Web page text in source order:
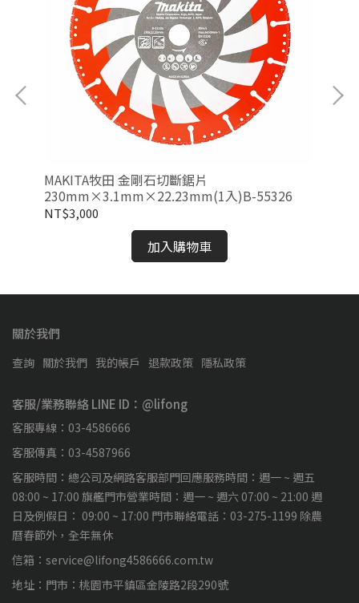
MAKITA牧田 金剛石切斷鋸片
230mm×3.1mm×22.23mm(1入)B-55326
NT$3,000
加入購物車
關於我們
查詢 關於我們 我的帳戶 退款政策 隱私政策
客服/業務聯絡 LINE ID：@lifong
客服專線：03-4586666
客服傳真：03-4587966
客服時間：總公司及網路客服部門回應服務時間：週一 ~ 週五
08:00 ~ 17:00 旗艦門市營業時間：週一 ~ 週六 07:00 ~ 21:00 週
日及例假日： 09:00 ~ 17:00 門市聯絡電話：03-275-1199 除農
曆春節外，全年無休
信箱：service@lifong4586666.com.tw
地址：門市：桃園市平鎮區金陵路2段290號